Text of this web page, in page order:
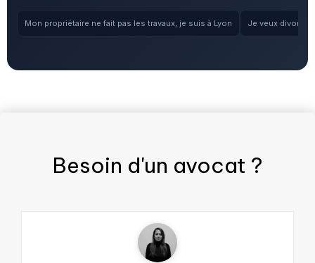
Mon propriétaire ne fait pas les travaux, je suis à Lyon Je veux
Besoin d'un avocat ?